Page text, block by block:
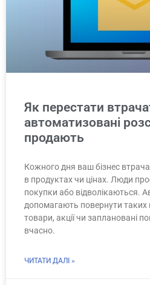
Як перестати
автоматизовані
продають
Кожного дня ваш бізнес
в продуктах чи цінах. Люди
покупки або відволікаються.
допомагають повернути таких
товари, акції чи заплановані
вчасно.
ЧИТАТИ ДАЛІ »